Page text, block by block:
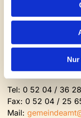
Kontakt und
Gemeinde- und
Montag:
Dienstag bis
Nachmittags nach
Tel: 0 52 04 / 36 28
Fax: 0 52 04 / 25
Mail: